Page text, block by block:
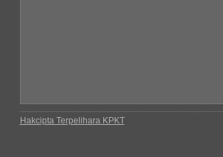
Hakcipta Terpelihara KPKT